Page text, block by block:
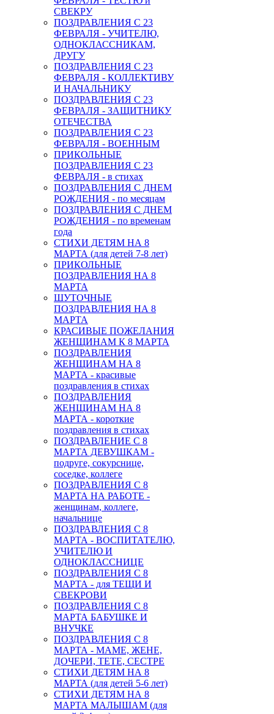
СВЕКРУ
ПОЗДРАВЛЕНИЯ С 23
ФЕВРАЛЯ - УЧИТЕЛЮ,
ОДНОКЛАССНИКАМ,
ДРУГУ
ПОЗДРАВЛЕНИЯ С 23
ФЕВРАЛЯ - КОЛЛЕКТИВУ
И НАЧАЛЬНИКУ
ПОЗДРАВЛЕНИЯ С 23
ФЕВРАЛЯ - ЗАЩИТНИКУ
ОТЕЧЕСТВА
ПОЗДРАВЛЕНИЯ С 23
ФЕВРАЛЯ - ВОЕННЫМ
ПРИКОЛЬНЫЕ
ПОЗДРАВЛЕНИЯ С 23
ФЕВРАЛЯ - в стихах
ПОЗДРАВЛЕНИЯ С ДНЕМ
РОЖДЕНИЯ - по месяцам
ПОЗДРАВЛЕНИЯ С ДНЕМ
РОЖДЕНИЯ - по временам
года
СТИХИ ДЕТЯМ НА 8
МАРТА (для детей 7-8 лет)
ПРИКОЛЬНЫЕ
ПОЗДРАВЛЕНИЯ НА 8
МАРТА
ШУТОЧНЫЕ
ПОЗДРАВЛЕНИЯ НА 8
МАРТА
КРАСИВЫЕ ПОЖЕЛАНИЯ
ЖЕНЩИНАМ К 8 МАРТА
ПОЗДРАВЛЕНИЯ
ЖЕНЩИНАМ НА 8
МАРТА - красивые
поздравления в стихах
ПОЗДРАВЛЕНИЯ
ЖЕНЩИНАМ НА 8
МАРТА - короткие
поздравления в стихах
ПОЗДРАВЛЕНИЕ С 8
МАРТА ДЕВУШКАМ -
подруге, сокурснице,
соседке, коллеге
ПОЗДРАВЛЕНИЯ С 8
МАРТА НА РАБОТЕ -
женщинам, коллеге,
начальнице
ПОЗДРАВЛЕНИЯ С 8
МАРТА - ВОСПИТАТЕЛЮ,
УЧИТЕЛЮ И
ОДНОКЛАССНИЦЕ
ПОЗДРАВЛЕНИЯ С 8
МАРТА - для ТЕЩИ И
СВЕКРОВИ
ПОЗДРАВЛЕНИЯ С 8
МАРТА БАБУШКЕ И
ВНУЧКЕ
ПОЗДРАВЛЕНИЯ С 8
МАРТА - МАМЕ, ЖЕНЕ,
ДОЧЕРИ, ТЕТЕ, СЕСТРЕ
СТИХИ ДЕТЯМ НА 8
МАРТА (для детей 5-6 лет)
СТИХИ ДЕТЯМ НА 8
МАРТА МАЛЫШАМ (для